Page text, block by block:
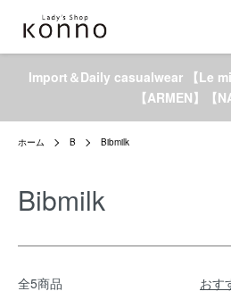
Import＆Daily casualwear 【Le
【ARMEN】【
ホーム B Bibmilk
Bibmilk
全5商品 おす